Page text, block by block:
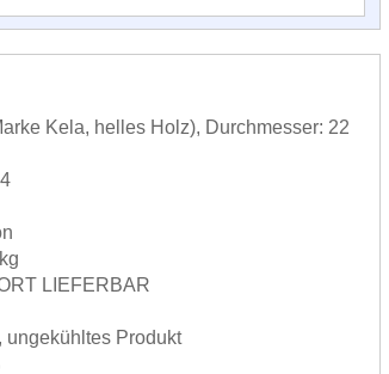
Kela, helles Holz), Durchmesser: 22
LIEFERBAR
ungekühltes Produkt